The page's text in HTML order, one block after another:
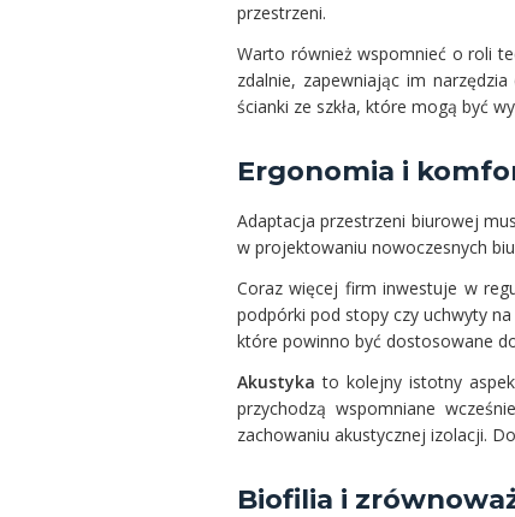
przestrzeni.
Warto również wspomnieć o roli
zdalnie, zapewniając im
ścianki ze szkła, które mogą być
Ergonomia i
Adaptacja przestrzeni biurowej
w projektowaniu nowoczesnych
Coraz więcej firm inwestuje w
podpórki pod stopy czy uchwyty
które powinno być dostosowane
Akustykato kolejny istotny
przychodzą wspomniane
zachowaniu akustycznej izolacji.
Biofilia i